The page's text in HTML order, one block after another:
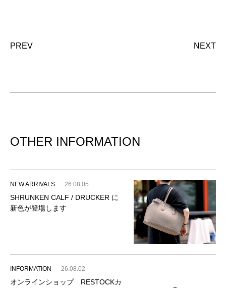
PREV NEXT
OTHER INFORMATION
NEW ARRIVALS 26.08.05
SHRUNKEN CALF / DRUCKER に
新色が登場します
INFORMATION 26.08.02
オンラインショップ RESTOCKカ